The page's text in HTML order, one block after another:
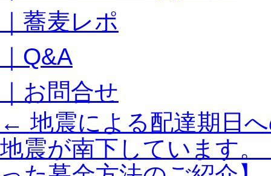
｜蕎麦レポ
｜Q&A
｜お問合せ
← 地震による配達期日
地震が南下しています